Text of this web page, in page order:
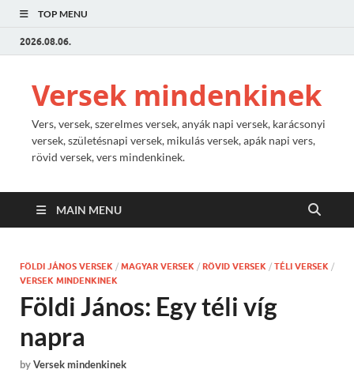
TOP MENU
2026.08.06.
Versek mindenkinek
Vers, versek, szerelmes versek, anyák napi versek, karácsonyi
versek, születésnapi versek, mikulás versek, apák napi vers,
rövid versek, vers mindenkinek.
MAIN MENU
FÖLDI JÁNOS VERSEK / MAGYAR VERSEK / RÖVID VERSEK / TÉLI VERSEK /
VERSEK MINDENKINEK
Földi János: Egy téli víg
napra
byVersek mindenkinek